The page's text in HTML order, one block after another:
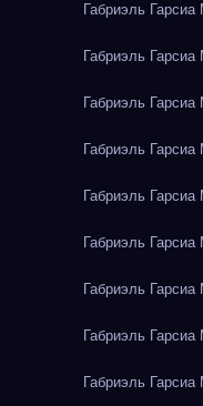
Габриэль
Габриэль
Габриэль
Габриэль
Габриэль
Габриэль
Габриэль
Габриэль
Габриэль